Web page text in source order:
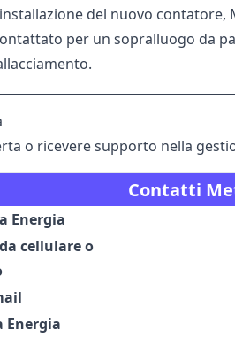
del nuovo
per un sopralluogo da
o ricevere supporto nella
Contatti
Energia
cellulare o
Energia